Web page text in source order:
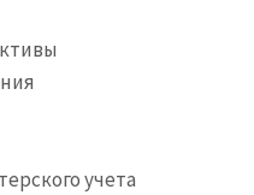
учета